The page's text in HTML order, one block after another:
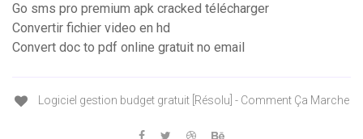
Go sms pro premium apk cracked télécharger
Convertir fichier video en hd
Convert doc to pdf online gratuit no email
Logiciel gestion budget gratuit [Résolu] - Comment Ça Marche